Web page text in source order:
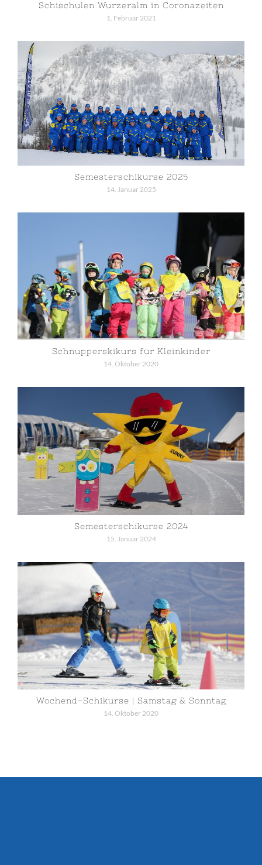
Schischulen Wurzeralm in Coronazeiten
1. Februar 2021
Semesterschikurse 2025
14. Januar 2025
Schnupperskikurs für Kleinkinder
14. Oktober 2020
Semesterschikurse 2024
15. Januar 2024
Wochend-Schikurse | Samstag & Sonntag
14. Oktober 2020